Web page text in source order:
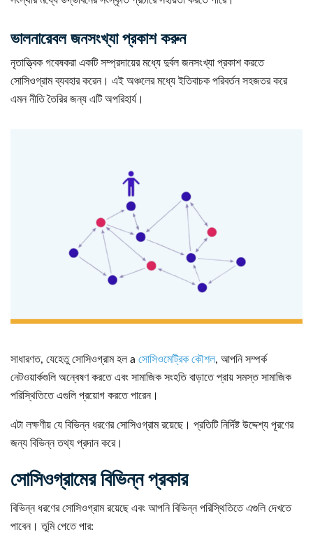
ভালনারেবল জনসংখ্যা প্রকাশ করুন
নৃতাত্ত্বিক গবেষকরা একটি সম্প্রদায়ের মধ্যে দুর্বল জনসংখ্যা প্রকাশ করতে
সোসিওগ্রাম ব্যবহার করেন। এই অঞ্চলের মধ্যে ইতিবাচক পরিবর্তন সহজতর করে
এমন নীতি তৈরির জন্য এটি অপরিহার্য।
সাধারণত, যেহেতু সোসিওগ্রাম হল a সোসিওমেট্রিক কৌশল, আপনি সম্পর্ক
নেটওয়ার্কগুলি অন্বেষণ করতে এবং সামাজিক সংহতি বাড়াতে প্রায় সমস্ত সামাজিক
পরিস্থিতিতে এগুলি প্রয়োগ করতে পারেন।
এটা লক্ষণীয় যে বিভিন্ন ধরণের সোসিওগ্রাম রয়েছে। প্রতিটি নির্দিষ্ট উদ্দেশ্য পূরণের
জন্য বিভিন্ন তথ্য প্রদান করে।
সোসিওগ্রামের বিভিন্ন প্রকার
বিভিন্ন ধরণের সোসিওগ্রাম রয়েছে এবং আপনি বিভিন্ন পরিস্থিতিতে এগুলি দেখতে
পাবেন। তুমি পেতে পার: